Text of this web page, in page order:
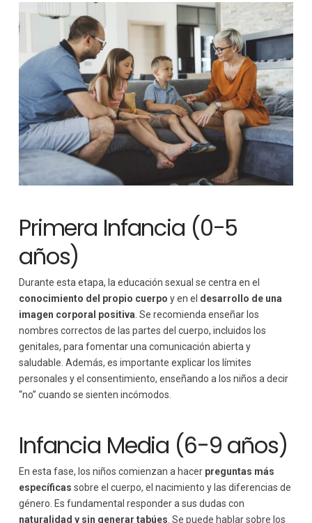
Primera Infancia (0-5
años)
Durante esta etapa, la educación sexual se centra en el
conocimiento del propio cuerpo y en el desarrollo de una
imagen corporal positiva . Se recomienda enseñar los
nombres correctos de las partes del cuerpo, incluidos los
genitales, para fomentar una comunicación abierta y
saludable. Además, es importante explicar los límites
personales y el consentimiento, enseñando a los niños a decir
“no” cuando se sienten incómodos.
Infancia Media (6-9 años)
En esta fase, los niños comienzan a hacer preguntas más
específicas sobre el cuerpo, el nacimiento y las diferencias de
género. Es fundamental responder a sus dudas con
naturalidad y sin generar tabúes. Se puede hablar sobre los